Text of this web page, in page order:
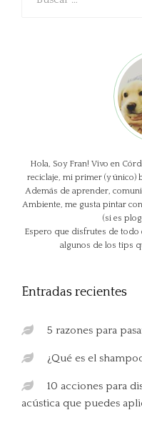
Hola, Soy Fran! Vivo en
reciclaje, mi primer (y único)
Además de aprender,
Ambiente, me gusta pintar
(si es
Espero que disfrutes de todo
algunos de los tips
Entradas recientes
5 razones para
¿Qué es el
10 acciones para
acústica que puedes